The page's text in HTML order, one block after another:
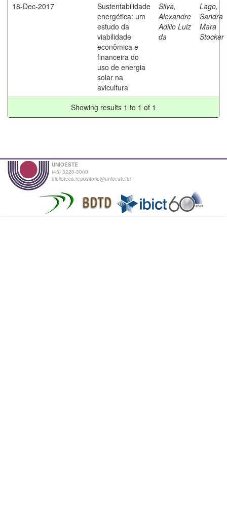
18-Dec-2017
Sustentabilidade
energética: um
estudo da
viabilidade
econômica e
financeira do
uso de energia
solar na
avicultura
Silva,
Alexandre
Adilio Luiz
da
Lago,
Sandra
Mara
Stocker
Showing results 1 to 1 of 1
UNIOESTE
(45) 3220-3000
biblioteca.repositorio@unioeste.br